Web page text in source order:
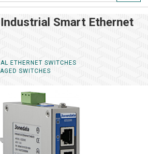
Smart Ethernet
ETHERNET SWITCHES
SWITCHES